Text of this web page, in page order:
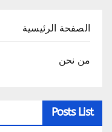
الصفحة الرئيسية
من نحن
Posts List